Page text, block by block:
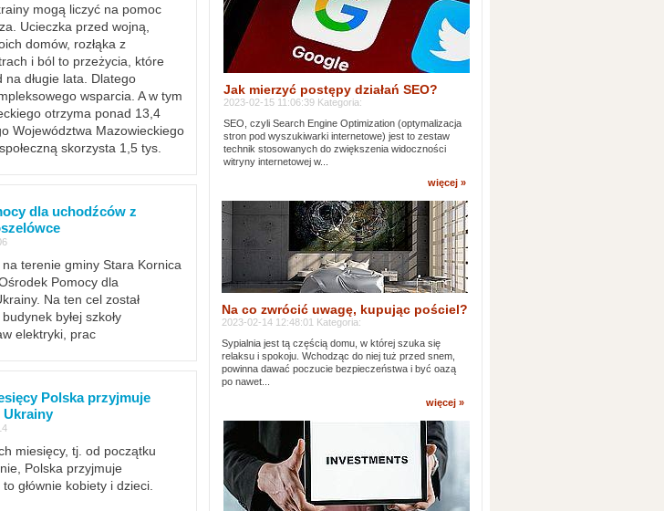
mogą liczyć na pomoc
Ucieczka przed wojną,
domów, rozłąka z
i ból to przeżycia, które
na długie lata. Dlatego
wsparcia. A w tym
otrzyma ponad 13,4
Województwa Mazowieckiego
skorzysta 1,5 tys.
dla uchodźców z
terenie gminy Stara Kornica
Pomocy dla
Na ten cel został
byłej szkoły
elektryki, prac
Polska przyjmuje
Ukrainy
miesięcy, tj. od początku
Polska przyjmuje
głównie kobiety i dzieci.
Jak mierzyć postępy działań SEO?
2023-02-15 11:06:39 Kategoria:
SEO, czyli Search Engine Optimization (optymalizacja
stron pod wyszukiwarki internetowe) jest to zestaw
technik stosowanych do zwiększenia widoczności
witryny internetowej w...
więcej »
Na co zwrócić uwagę, kupując pościel?
2023-02-14 12:48:01 Kategoria:
Sypialnia jest tą częścią domu, w której szuka się
relaksu i spokoju. Wchodząc do niej tuż przed snem,
powinna dawać poczucie bezpieczeństwa i być oazą
po nawet...
więcej »